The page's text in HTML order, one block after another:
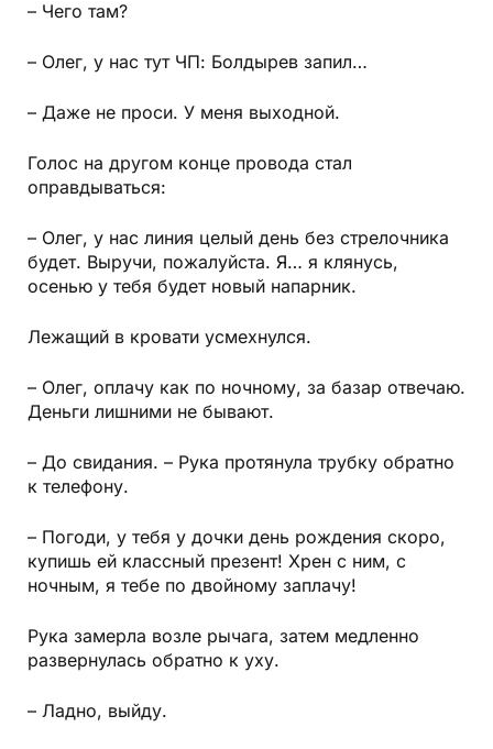
– Чего там?
– Олег, у нас тут ЧП: Болдырев запил…
– Даже не проси. У меня выходной.
Голос на другом конце провода стал
оправдываться:
– Олег, у нас линия целый день без стрелочника
будет. Выручи, пожалуйста. Я… я клянусь,
осенью у тебя будет новый напарник.
Лежащий в кровати усмехнулся.
– Олег, оплачу как по ночному, за базар отвечаю.
Деньги лишними не бывают.
– До свидания. – Рука протянула трубку обратно
к телефону.
– Погоди, у тебя у дочки день рождения скоро,
купишь ей классный презент! Хрен с ним, с
ночным, я тебе по двойному заплачу!
Рука замерла возле рычага, затем медленно
развернулась обратно к уху.
– Ладно, выйду.